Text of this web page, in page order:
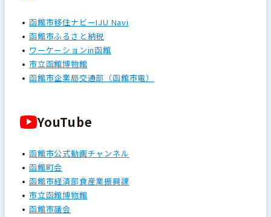
函館市移住ナビーIJU Navi
函館市ふるさと納税
ワーケーションin函館
市立函館博物館
函館市企業局交通部（函館市電）
YouTube
函館市公式動画チャンネル
函館町会
函館市経済部食産業振興課
市立函館博物館
函館市議会